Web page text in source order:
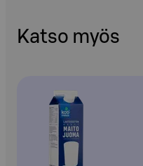
Katso myös